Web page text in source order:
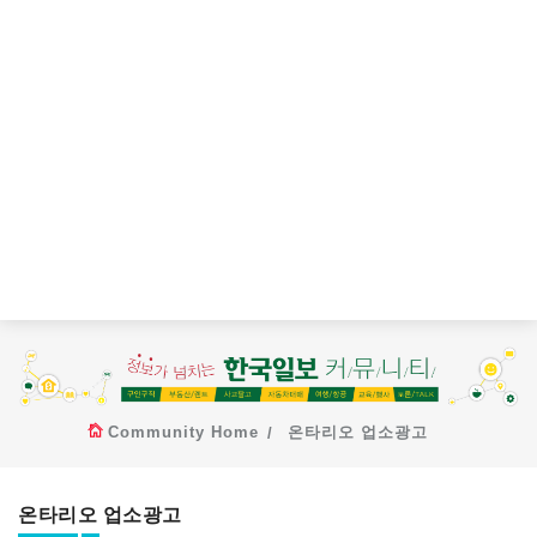
Community Home 온타리오 업소광고
온타리오 업소광고